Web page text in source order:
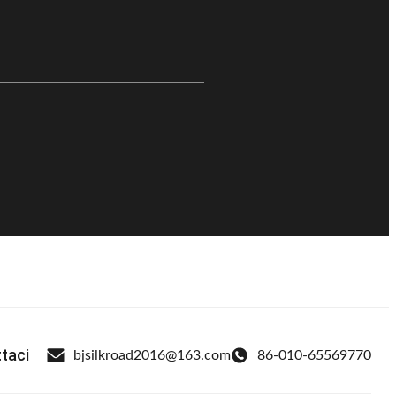
bjsilkroad2016@163.com 86-010-65569770